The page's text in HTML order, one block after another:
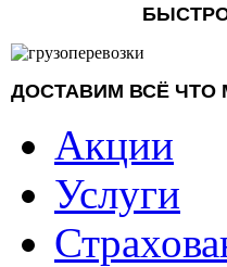
ДОСТАВИМ ВСЁ
Акции
Услуги